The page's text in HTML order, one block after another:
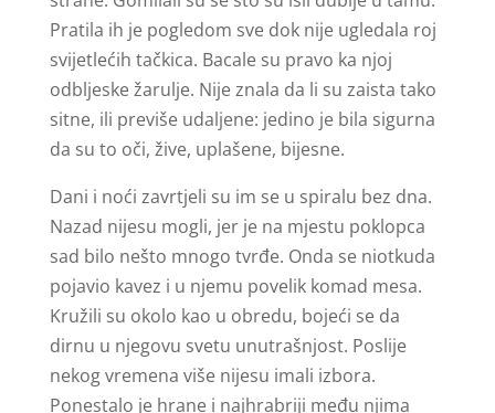
Pratila ih je pogledom sve dok nije ugledala roj
svijetlećih tačkica. Bacale su pravo ka njoj
odbljeske žarulje. Nije znala da li su zaista tako
sitne, ili previše udaljene: jedino je bila sigurna
da su to oči, žive, uplašene, bijesne.
Dani i noći zavrtjeli su im se u spiralu bez dna.
Nazad nijesu mogli, jer je na mjestu poklopca
sad bilo nešto mnogo tvrđe. Onda se niotkuda
pojavio kavez i u njemu povelik komad mesa.
Kružili su okolo kao u obredu, bojeći se da
dirnu u njegovu svetu unutrašnjost. Poslije
nekog vremena više nijesu imali izbora.
Ponestalo je hrane i najhrabriji među njima